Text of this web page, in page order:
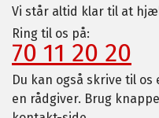
Vi står altid klar til at
Ring til os på:
70 11 20 20
Du kan også skrive til
en rådgiver. Brug